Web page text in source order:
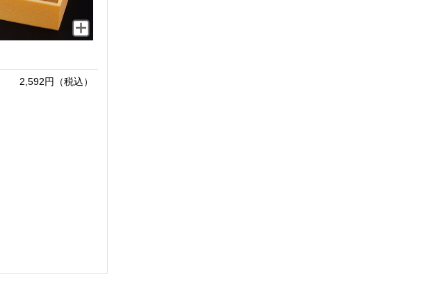
2,592円（税込）